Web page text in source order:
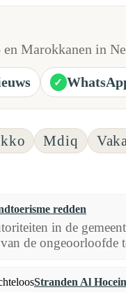
Marokkanen in
✓
Mdiq
redden
in de
de ongeoorloofde
Stranden Al